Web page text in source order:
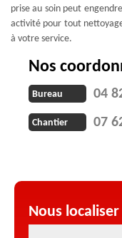
prise au soin peut
activité pour tout
à votre service.
Nos
Bureau 04
Chantier 07
Nous localiser